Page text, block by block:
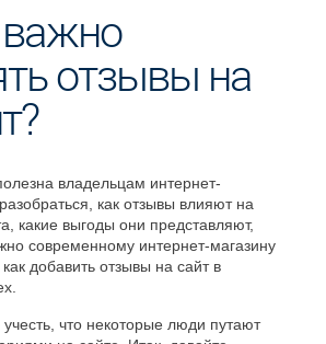
отзывы на
владельцам интернет-
как отзывы влияют на
какие выгоды они представляют,
современному интернет-магазину
добавить отзывы на сайт в
что некоторые люди путают